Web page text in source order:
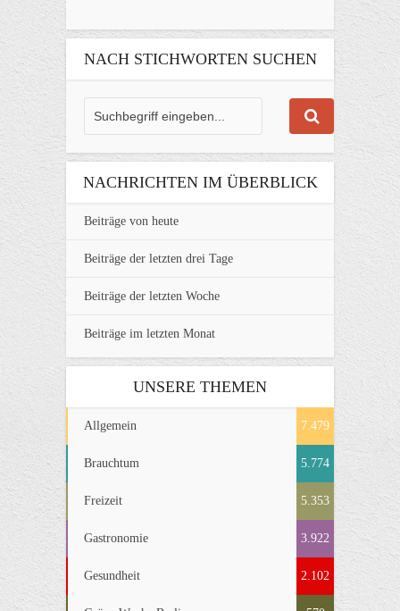
NACH STICHWORTEN SUCHEN
NACHRICHTEN IM ÜBERBLICK
Beiträge von heute
Beiträge der letzten drei Tage
Beiträge der letzten Woche
Beiträge im letzten Monat
UNSERE THEMEN
Allgemein 7.479
Brauchtum 5.774
Freizeit 5.353
Gastronomie 3.922
Gesundheit 2.102